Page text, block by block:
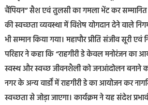
चैंपियन” सैश एवं तुलसी का गमला भेंट कर सम्मानित
की स्वच्छता व्यवस्था में विशेष योगदान देने वाले
भी सम्मान किया गया। महापौर प्रीति संजीव सूरी एवं
परिहार ने कहा कि “राहगीरी डे केवल मनोरंजन का
स्वस्थ और स्वच्छ जीवनशैली को जनआंदोलन बनाने
नगर के अन्य वार्डों में राहगीरी डे का आयोजन कर
स्वच्छता से जोड़ा जाएगा। कार्यक्रम ने यह संदेश